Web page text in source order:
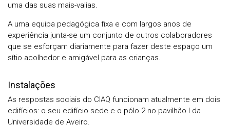
uma das suas mais-valias.
A uma equipa pedagógica fixa e com largos anos de
experiência junta-se um conjunto de outros colaboradores
que se esforçam diariamente para fazer deste espaço um
sítio acolhedor e amigável para as crianças.
Instalações
As respostas sociais do CIAQ funcionam atualmente em dois
edifícios: o seu edifício sede e o pólo 2 no pavilhão I da
Universidade de Aveiro.